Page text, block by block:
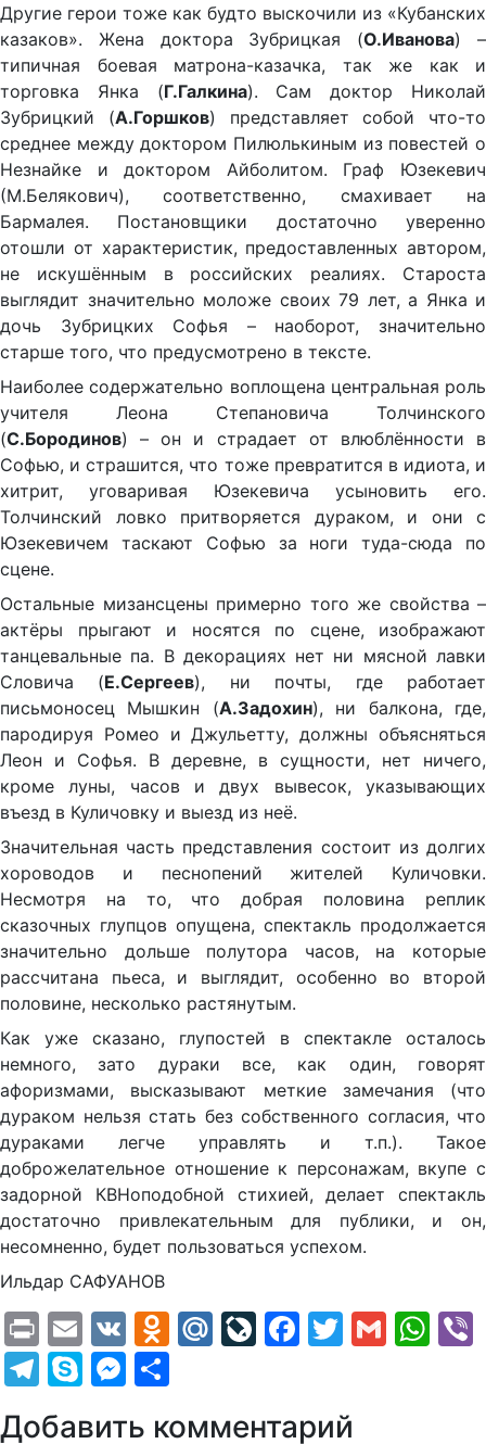
Другие герои тоже как будто выскочили из «Кубанских
казаков». Жена доктора Зубрицкая (О.Иванова) –
типичная боевая матрона-казачка, так же как и
торговка Янка (Г.Галкина). Сам доктор Николай
Зубрицкий (А.Горшков) представляет собой что-то
среднее между доктором Пилюлькиным из повестей о
Незнайке и доктором Айболитом. Граф Юзекевич
(М.Белякович), соответственно, смахивает на
Бармалея. Постановщики достаточно уверенно
отошли от характеристик, предоставленных автором,
не искушённым в российских реалиях. Староста
выглядит значительно моложе своих 79 лет, а Янка и
дочь Зубрицких Софья – наоборот, значительно
старше того, что предусмотрено в тексте.
Наиболее содержательно воплощена центральная роль
учителя Леона Степановича Толчинского
(С.Бородинов) – он и страдает от влюблённости в
Софью, и страшится, что тоже превратится в идиота, и
хитрит, уговаривая Юзекевича усыновить его.
Толчинский ловко притворяется дураком, и они с
Юзекевичем таскают Софью за ноги туда-сюда по
сцене.
Остальные мизансцены примерно того же свойства –
актёры прыгают и носятся по сцене, изображают
танцевальные па. В декорациях нет ни мясной лавки
Словича (Е.Сергеев), ни почты, где работает
письмоносец Мышкин (А.Задохин), ни балкона, где,
пародируя Ромео и Джульетту, должны объясняться
Леон и Софья. В деревне, в сущности, нет ничего,
кроме луны, часов и двух вывесок, указывающих
въезд в Куличовку и выезд из неё.
Значительная часть представления состоит из долгих
хороводов и песнопений жителей Куличовки.
Несмотря на то, что добрая половина реплик
сказочных глупцов опущена, спектакль продолжается
значительно дольше полутора часов, на которые
рассчитана пьеса, и выглядит, особенно во второй
половине, несколько растянутым.
Как уже сказано, глупостей в спектакле осталось
немного, зато дураки все, как один, говорят
афоризмами, высказывают меткие замечания (что
дураком нельзя стать без собственного согласия, что
дураками легче управлять и т.п.). Такое
доброжелательное отношение к персонажам, вкупе с
задорной КВНоподобной стихией, делает спектакль
достаточно привлекательным для публики, и он,
несомненно, будет пользоваться успехом.
Ильдар САФУАНОВ
PrintEmail
VK Odnoklassniki
Mail.Ru
LiveJournal
Facebook
Twitter
Gmail
Telegram
SkypeMessenger
Добавить комментарий